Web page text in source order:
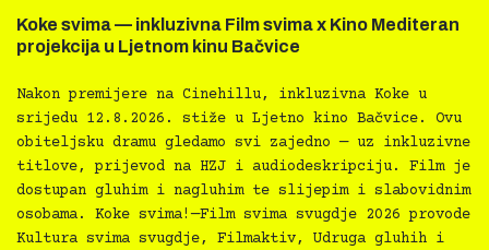
Koke svima — inkluzivna Film svima x Kino Mediteran
projekcija u Ljetnom kinu Bačvice
Nakon premijere na Cinehillu, inkluzivna Koke u
srijedu 12.8.2026. stiže u Ljetno kino Bačvice. Ovu
obiteljsku dramu gledamo svi zajedno — uz inkluzivne
titlove, prijevod na HZJ i audiodeskripciju. Film je
dostupan gluhim i nagluhim te slijepim i slabovidnim
osobama. Koke svima!—Film svima svugdje 2026 provode
Kultura svima svugdje, Filmaktiv, Udruga gluhih i